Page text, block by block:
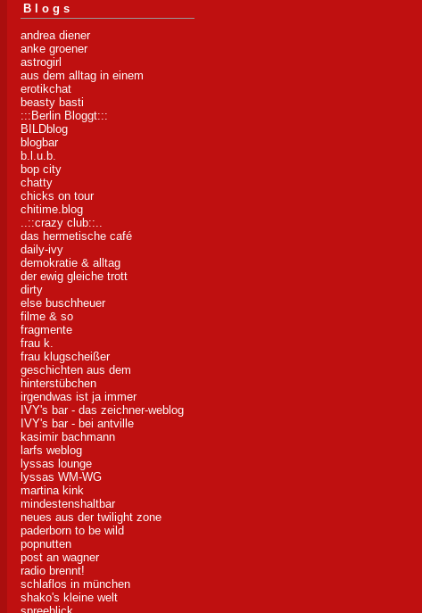
Blogs
andrea diener
anke groener
astrogirl
aus dem alltag in einem
erotikchat
beasty basti
:::Berlin Bloggt:::
BILDblog
blogbar
b.l.u.b.
bop city
chatty
chicks on tour
chitime.blog
..::crazy club::..
das hermetische café
daily-ivy
demokratie & alltag
der ewig gleiche trott
dirty
else buschheuer
filme & so
fragmente
frau k.
frau klugscheißer
geschichten aus dem
hinterstübchen
irgendwas ist ja immer
IVY's bar - das zeichner-weblog
IVY's bar - bei antville
kasimir bachmann
larfs weblog
lyssas lounge
lyssas WM-WG
martina kink
mindestenshaltbar
neues aus der twilight zone
paderborn to be wild
popnutten
post an wagner
radio brennt!
schlaflos in münchen
shako's kleine welt